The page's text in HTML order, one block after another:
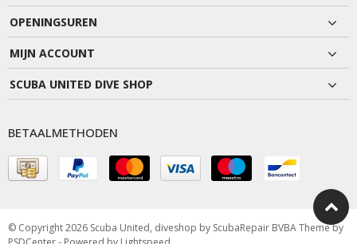
OPENINGSUREN
MIJN ACCOUNT
SCUBA UNITED DIVE SHOP
BETAALMETHODEN
© Copyright 2026 Scuba United, diveshop by ScubaRepair BVBA Theme by